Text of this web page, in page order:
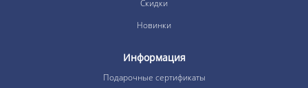
Скидки
Новинки
Информация
Подарочные сертификаты